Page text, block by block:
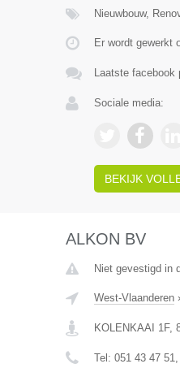
Nieuwbouw,
Er wordt gewerkt
Laatste facebook
Sociale media:
BEKIJK
ALKON BV
Niet gevestigd in
West-Vlaanderen
KOLENKAAI 1F,
Tel: 051 43 47 51,